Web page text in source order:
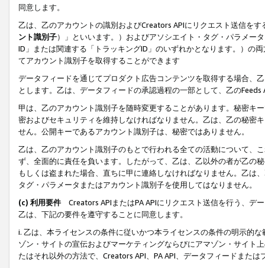
同意します。
乙は、乙のアカウントの識別およびCreators APIにリクエスト送信を
ント識別子）」といいます。）およびアソシエイト・タグ・パラメー
ID」または関連する「トラッキングID」のいずれかとなります。）の
てアカウント識別子を取得することができます
データフィードを通じてプロダクト広告コンテンツを取得する場合、
とします。乙は、データフィードの承認過程の一部として、乙の
甲は、乙のアカウント識別子を随時変更することがあります。秘密キ
密およびセキュリティを維持しなければなりません。乙は、乙の秘密
せん。公開キーであるアカウント識別子は、秘密ではありません。
乙は、乙のアカウント識別子のもとで行われる全ての活動について、
ず、全面的に責任を負います。したがって、乙は、乙以外の者が乙の
もしくは盗まれた場合、直ちに甲に連絡しなければなりません。乙は
タグ・パラメータまたはアカウント識別子を使用してはなりません。
(c) 利用要件 Creators APIまたはPA APIにリクエスト送信を行う、デ
乙は、下記の要件を遵守することに同意します。
i. 乙は、本ライセンスの条件に従いかつ本ライセンスの条件の明示的
ゾン・サイトの宣伝およびマーケティングならびにアマゾン・サイト
たはそれ以外の方法で、Creators API、PA API、データフィードまた